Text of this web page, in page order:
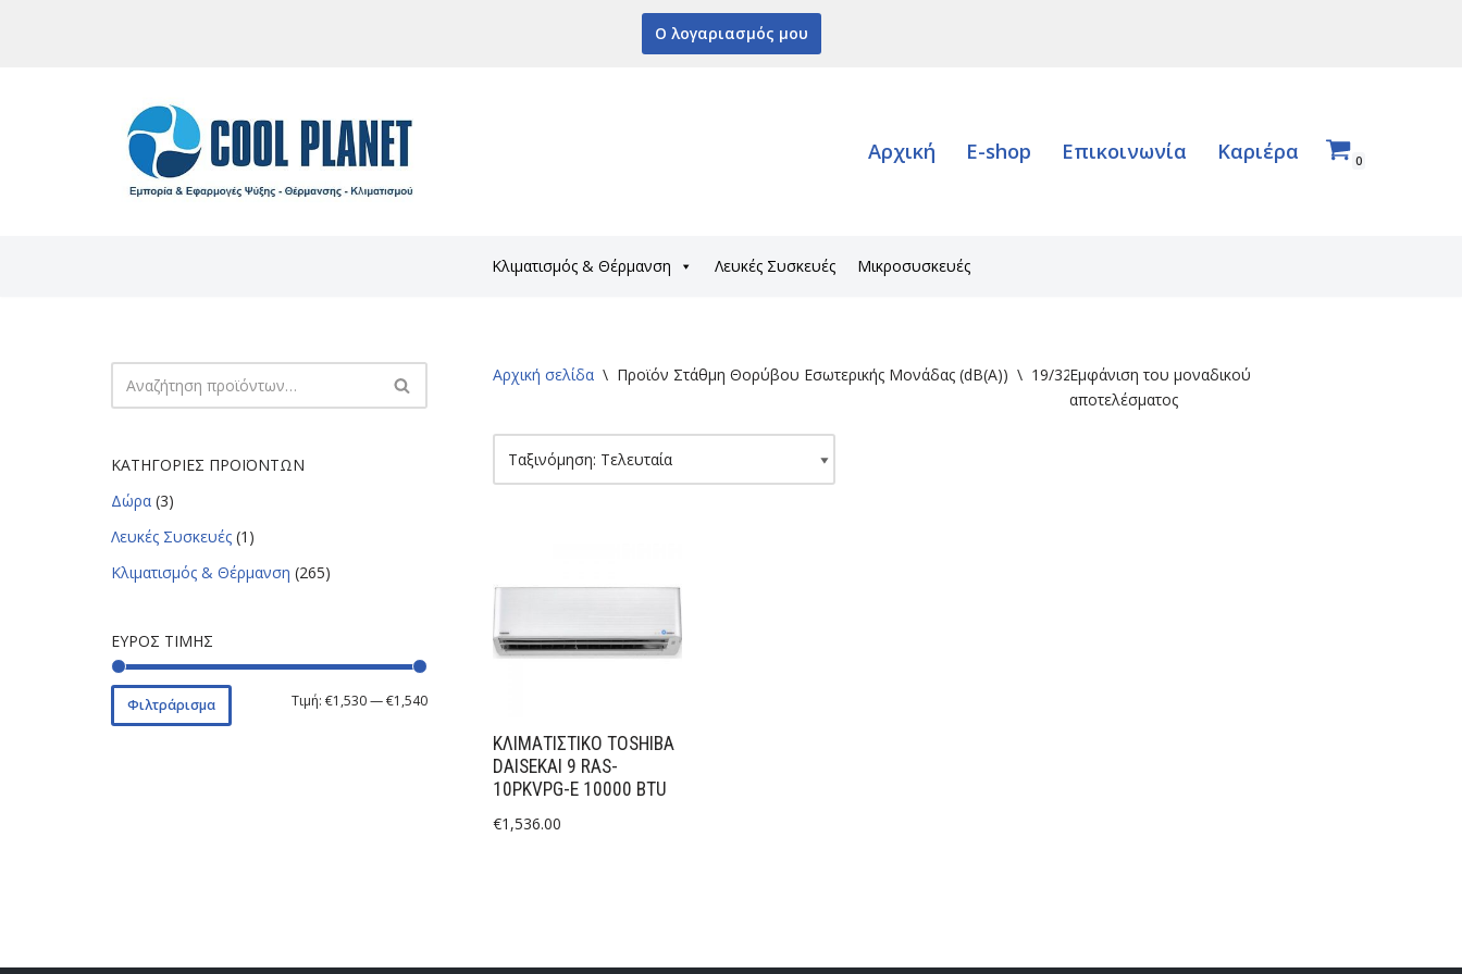
Ο λογαριασμός μου
Αρχική E-shop Επικοινωνία Καριέρα 0
Κλιματισμός & Θέρμανση Λευκές Συσκευές Μικροσυσκευές
ΚΑΤΗΓΟΡΊΕΣ ΠΡΟΪΌΝΤΩΝ
Δώρα (3)
Λευκές Συσκευές (1)
Κλιματισμός & Θέρμανση (265)
ΕΎΡΟΣ ΤΙΜΉΣ
Φιλτράρισμα Τιμή: €1,530—€1,540
Αρχική σελίδα \ Προϊόν Στάθμη Θορύβου Εσωτερικής Μονάδας (dB(A)) \ 19/32/43Εμφάνιση του μοναδικού
αποτελέσματος
ΚΛΙΜΑΤΙΣΤΙΚΟ TOSHIBA
DAISEKAI 9 RAS-
10PKVPG-E 10000 BTU
€1,536.00